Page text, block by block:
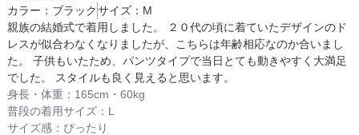
透け感
着丈目安
カラー： ブラックサイズ： M
親族の結婚式で着用しました。 ２０代の頃に着ていたデザインのド
レスが似合わなくなりましたが、こちらは年齢相応なのか合いまし
た。 子供もいたため、パンツタイプで当日とても動きやすく大満足
でした。 スタイルも良く見えると思います。
身長・体重： 165cm・ 60kg
普段の着用サイズ： L
サイズ感： ぴったり